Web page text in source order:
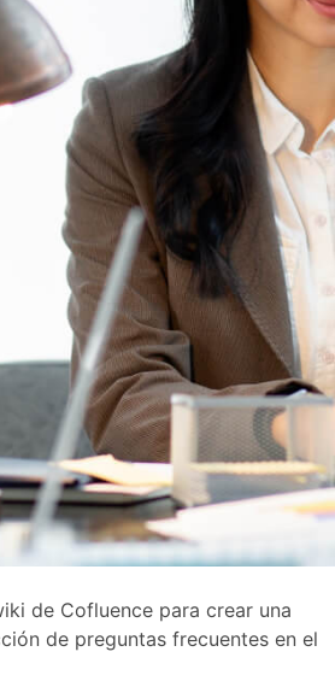
de Cofluence para crear una
de preguntas frecuentes en el